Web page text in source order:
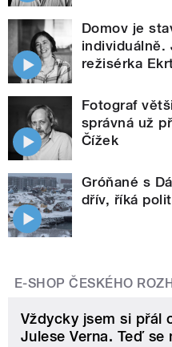
Domov je
režisérka
Fotograf
správná už
Čížek
Gróňané s
dřív, říká
E-SHOP ČESKÉHO
Vždycky jsem si přál
Julese Verna. Teď se